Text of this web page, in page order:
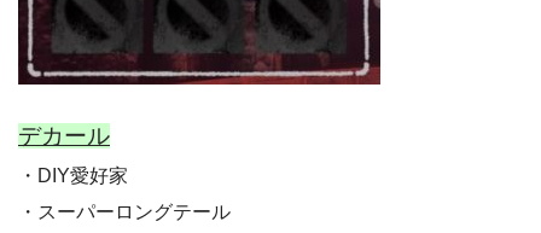
デカール
・DIY愛好家
・スーパーロングテール